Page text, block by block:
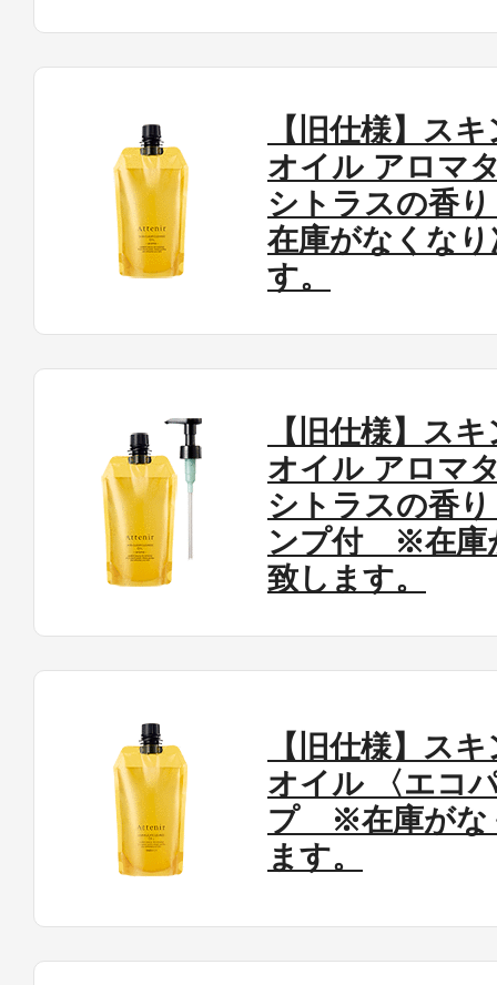
【旧仕様】ス
オイル アロマ
シトラスの香
在庫がなくな
す。
【旧仕様】ス
オイル アロマ
シトラスの香
ンプ付 ※在庫
致します。
【旧仕様】ス
オイル 〈エコ
プ ※在庫がな
ます。